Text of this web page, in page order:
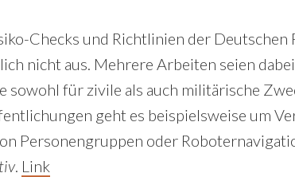
Checks und Richtlinien der
nicht aus. Mehrere Arbeiten seien
sowohl für zivile als auch militärische
geht es beispielsweise um
Personengruppen oder
. Link